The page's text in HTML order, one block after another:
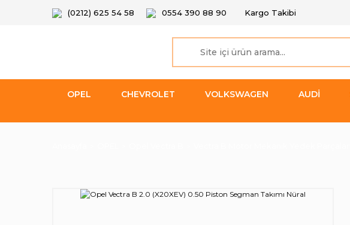
(0212) 625 54 58 0554 390 88 90 Kargo Takibi
OPEL CHEVROLET VOLKSWAGEN AUDİ